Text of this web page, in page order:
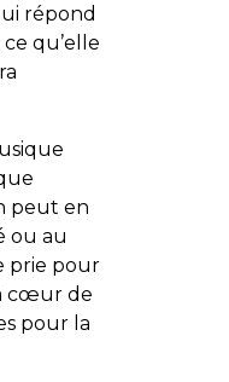
répond
ce qu’elle
peut en
ou au
prie pour
cœur de
pour la